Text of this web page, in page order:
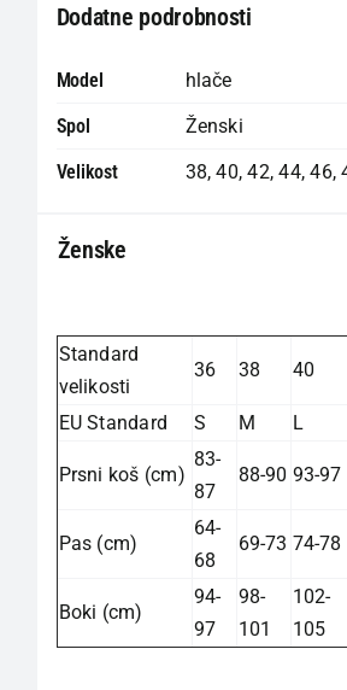
Dodatne podrobnosti
Model
hlače
Spol
Ženski
Velikost
38,40,42,44,46,
Ženske
Standard
velikosti
36 38 40
EU Standard S M L
Prsni koš (cm)
83-
87
88-90 93-97
Pas (cm)
64-
68
69-73 74-78
Boki (cm)
94-
97
98-
101
102-
105